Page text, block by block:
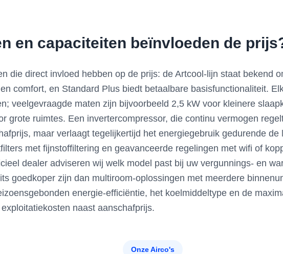
en capaciteiten beïnvloeden de
die direct invloed hebben op de prijs: de Artcool-lijn staat bekend
comfort, en Standard Plus biedt betaalbare basisfunctionaliteit.
veelgevraagde maten zijn bijvoorbeeld 2,5 kW voor kleinere
grote ruimtes. Een invertercompressor, die continu vermogen
maar verlaagt tegelijkertijd het energiegebruik gedurende
met fijnstoffiltering en geavanceerde regelingen met wifi of
dealer adviseren wij welk model past bij uw vergunnings- en
goedkoper zijn dan multiroom-oplossingen met meerdere
energie-efficiëntie, het koelmiddeltype en de
naast aanschafprijs.
Onze Airco's